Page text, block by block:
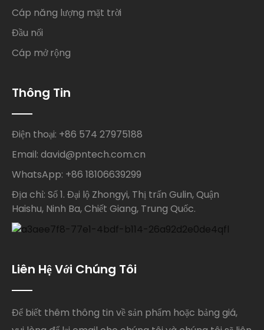
Cáp năng lượng mặt trời
Đầu nối
Cáp mở rộng
Thông Tin
Điện thoại: +86 574 27975188
Email: david@pntech.com.cn
WhatsApp: +86 18106639299
Địa chỉ: Số 1. Đại lộ Zhongyi, Thị trấn Gulin, Quận
Haishu, Ninh Ba, Chiết Giang, Trung Quốc.
Liên Hệ Với Chúng Tôi
Để biết thêm thông tin về sản phẩm hoặc bảng giá,